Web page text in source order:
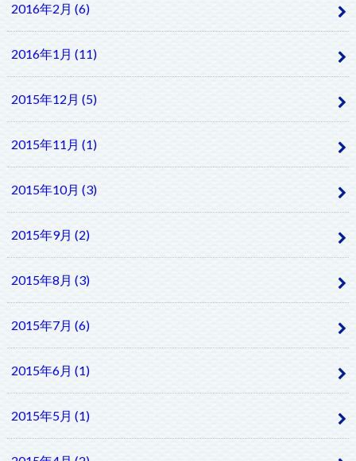
2016年2月 (6)
2016年1月 (11)
2015年12月 (5)
2015年11月 (1)
2015年10月 (3)
2015年9月 (2)
2015年8月 (3)
2015年7月 (6)
2015年6月 (1)
2015年5月 (1)